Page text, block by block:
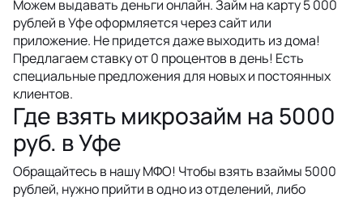
Можем выдавать деньги онлайн. Займ на карту 5 000
рублей в Уфе оформляется через сайт или
приложение. Не придется даже выходить из дома!
Предлагаем ставку от 0 процентов в день! Есть
специальные предложения для новых и постоянных
клиентов.
Где взять микрозайм на 5000
руб. в Уфе
Обращайтесь в нашу МФО! Чтобы взять взаймы 5000
рублей, нужно прийти в одно из отделений, либо